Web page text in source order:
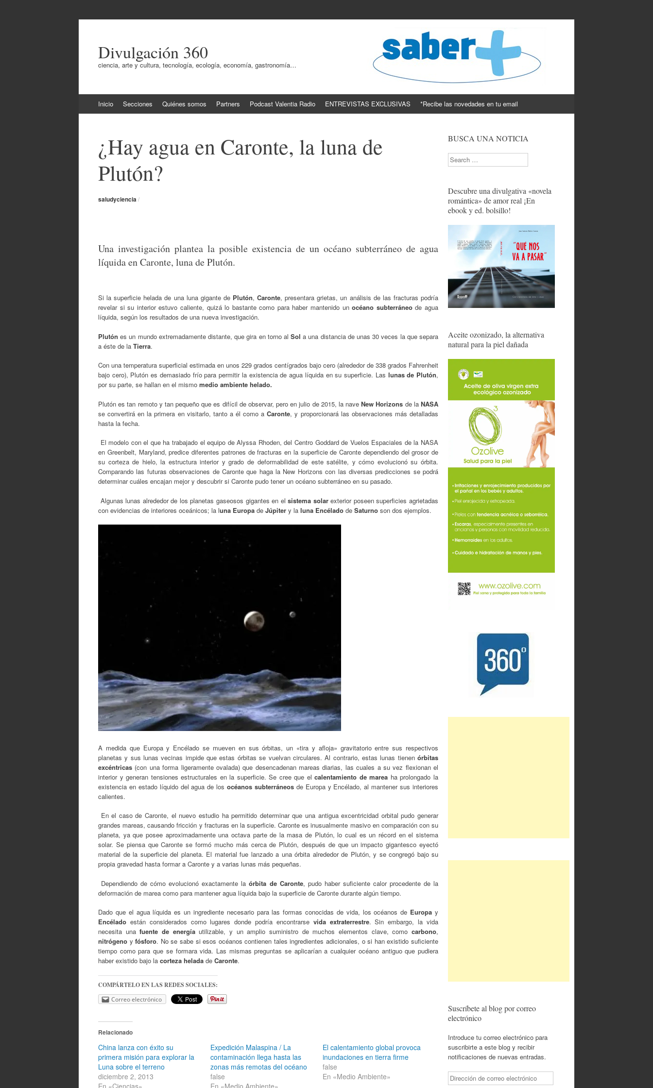
Divulgación 360
ciencia, arte y cultura, tecnología, ecología, economía, gastronomía…
al
Inicio Secciones Quiénes somos Partners Podcast Valentia Radio ENTREVISTAS EXCLUSIVAS *Recibe las novedades en tu email
¿Hay agua en Caronte, la luna de
Plutón?
saludyciencia/
Una investigación plantea la posible existencia de un océano subterráneo de agua
líquida en Caronte, luna de Plutón.
Si la superficie helada de una luna gigante dePlutón,Caronte, presentara grietas, un análisis de las fracturas podría
revelar si su interior estuvo caliente, quizá lo bastante como para haber mantenido unocéano subterráneode agua
líquida, según los resultados de una nueva investigación.
Plutón es un mundo extremadamente distante, que gira en torno alSol a una distancia de unas 30 veces la que separa
a éste de la Tierra.
Con una temperatura superficial estimada en unos 229 grados centígrados bajo cero (alrededor de 338 grados Fahrenheit
bajo cero), Plutón es demasiado frío para permitir la existencia de agua líquida en su superficie. Las lunas de Plutón,
por su parte, se hallan en el mismo medio ambiente helado.
Plutón es tan remoto y tan pequeño que es difícil de observar, pero en julio de 2015, la nave New Horizons de la NASA
se convertirá en la primera en visitarlo, tanto a él como aCaronte, y proporcionará las observaciones más detalladas
hasta la fecha.
El modelo con el que ha trabajado el equipo de Alyssa Rhoden, del Centro Goddard de Vuelos Espaciales de la NASA
en Greenbelt, Maryland, predice diferentes patrones de fracturas en la superficie de Caronte dependiendo del grosor de
su corteza de hielo, la estructura interior y grado de deformabilidad de este satélite, y cómo evolucionó su órbita.
Comparando las futuras observaciones de Caronte que haga la New Horizons con las diversas predicciones se podrá
determinar cuáles encajan mejor y descubrir si Caronte pudo tener un océano subterráneo en su pasado.
Algunas lunas alrededor de los planetas gaseosos gigantes en elsistema solarexterior poseen superficies agrietadas
con evidencias de interiores oceánicos; la luna Europa de Júpiter y la luna Encélado de Saturno son dos ejemplos.
A medida que Europa y Encélado se mueven en sus órbitas, un «tira y afloja» gravitatorio entre sus respectivos
planetas y sus lunas vecinas impide que estas órbitas se vuelvan circulares. Al contrario, estas lunas tienen órbitas
excéntricas (con una forma ligeramente ovalada) que desencadenan mareas diarias, las cuales a su vez flexionan el
interior y generan tensiones estructurales en la superficie. Se cree que elcalentamiento de marea ha prolongado la
existencia en estado líquido del agua de losocéanos subterráneosde Europa y Encélado, al mantener sus interiores
calientes.
En el caso de Caronte, el nuevo estudio ha permitido determinar que una antigua excentricidad orbital pudo generar
grandes mareas, causando fricción y fracturas en la superficie. Caronte es inusualmente masivo en comparación con su
planeta, ya que posee aproximadamente una octava parte de la masa de Plutón, lo cual es un récord en el sistema
solar. Se piensa que Caronte se formó mucho más cerca de Plutón, después de que un impacto gigantesco eyectó
material de la superficie del planeta. El material fue lanzado a una órbita alrededor de Plutón, y se congregó bajo su
propia gravedad hasta formar a Caronte y a varias lunas más pequeñas.
Dependiendo de cómo evolucionó exactamente laórbita de Caronte, pudo haber suficiente calor procedente de la
deformación de marea como para mantener agua líquida bajo la superficie de Caronte durante algún tiempo.
Dado que el agua líquida es un ingrediente necesario para las formas conocidas de vida, los océanos de Europa y
Encélado están considerados como lugares donde podría encontrarse vida extraterrestre. Sin embargo, la vida
necesita unafuente de energíautilizable, y un amplio suministro de muchos elementos clave, comocarbono,
nitrógeno yfósforo. No se sabe si esos océanos contienen tales ingredientes adicionales, o si han existido suficiente
tiempo como para que se formara vida. Las mismas preguntas se aplicarían a cualquier océano antiguo que pudiera
haber existido bajo la corteza helada de Caronte.
COMPÁRTELO EN LAS REDES SOCIALES:
Correo electrónico
Relacionado
China lanza con éxito su
primera misión para explorar la
Luna sobre el terreno
diciembre 2, 2013
En «Ciencias»
Expedición Malaspina / La
contaminación llega hasta las
zonas más remotas del océano
false
En «Medio Ambiente»
El calentamiento global provoca
inundaciones en tierra firme
false
En «Medio Ambiente»
BUSCA UNA NOTICIA
Search
Descubre una divulgativa «novela
romántica» de amor real ¡En
ebook y ed. bolsillo!
Aceite ozonizado, la alternativa
natural para la piel dañada
Suscríbete al blog por correo
electrónico
Introduce tu correo electrónico para
suscribirte a este blog y recibir
notificaciones de nuevas entradas.
Dirección
de